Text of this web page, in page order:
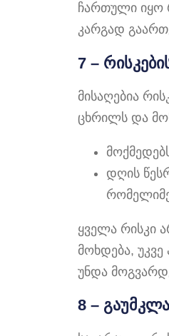
ჩართული იყო
კარგად
7 –
მისაღებია
ცხრილს და
დღის
ყველა რისკი
მოხდება,
უნდა
8 –